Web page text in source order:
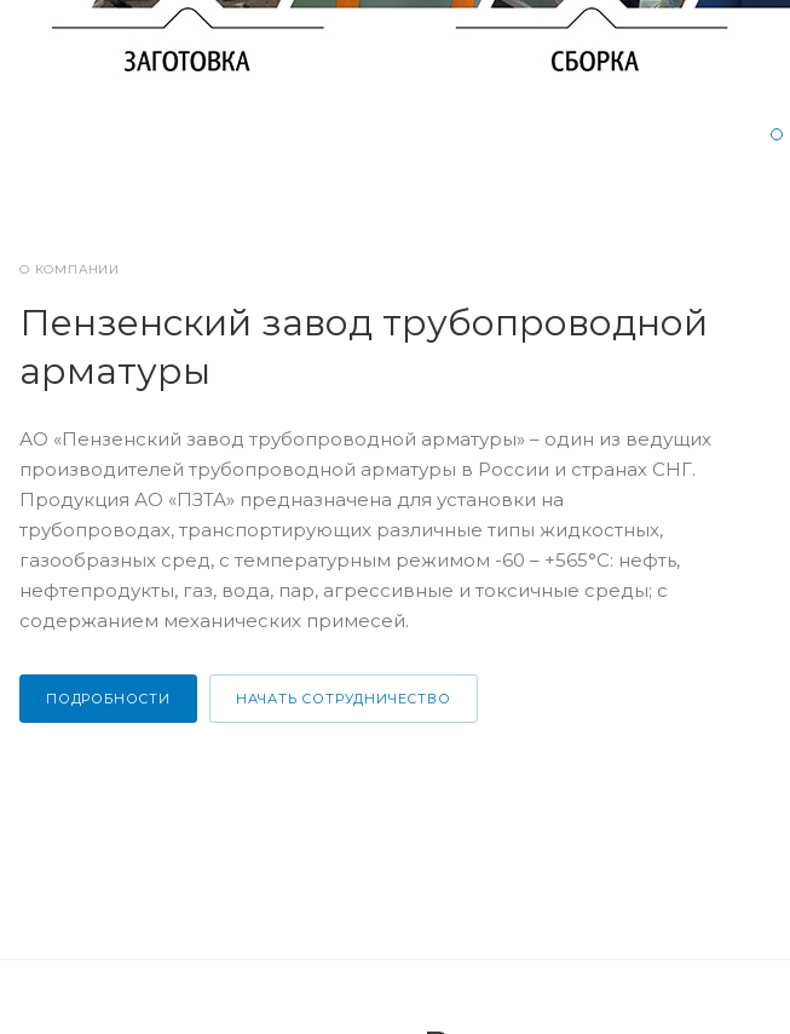
О КОМПАНИИ
Пензенский завод трубопроводной
арматуры
АО «Пензенский завод трубопроводной арматуры» – один из ведущих
производителей трубопроводной арматуры в России и странах СНГ.
Продукция АО «ПЗТА» предназначена для установки на
трубопроводах, транспортирующих различные типы жидкостных,
газообразных сред, с температурным режимом -60 – +565°С: нефть,
нефтепродукты, газ, вода, пар, агрессивные и токсичные среды; с
содержанием механических примесей.
ПОДРОБНОСТИ НАЧАТЬ СОТРУДНИЧЕСТВО